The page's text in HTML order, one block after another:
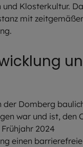
Klosterkultur.
mit zeitgemäßer
der Domberg
war und ist, den
2024
einen